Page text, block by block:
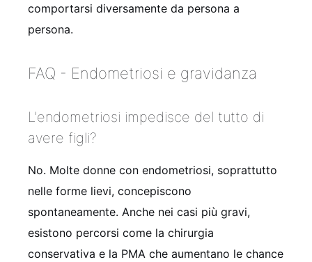
comportarsi diversamente da persona a
persona.
FAQ - Endometriosi e gravidanza
L'endometriosi impedisce del tutto di
avere figli?
No. Molte donne con endometriosi, soprattutto
nelle forme lievi, concepiscono
spontaneamente. Anche nei casi più gravi,
esistono percorsi come la chirurgia
conservativa e la PMA che aumentano le chance